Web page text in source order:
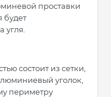
проставки
будет
угля.
состоит из сетки,
уголок,
периметру